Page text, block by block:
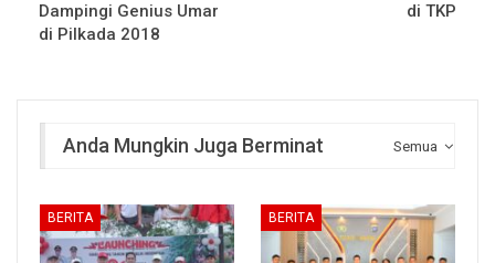
Dampingi Genius Umar
di Pilkada 2018
di TKP
Semua
Anda Mungkin Juga Berminat
BERITA BERITA